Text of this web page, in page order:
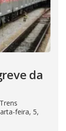
da
feira, 5,